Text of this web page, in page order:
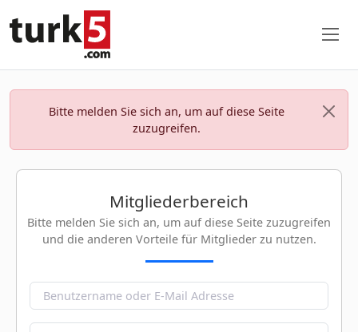
Bitte melden Sie sich an, um auf diese Seite
zuzugreifen.
Mitgliederbereich
Bitte melden Sie sich an, um auf diese Seite zuzugreifen
und die anderen Vorteile für Mitglieder zu nutzen.